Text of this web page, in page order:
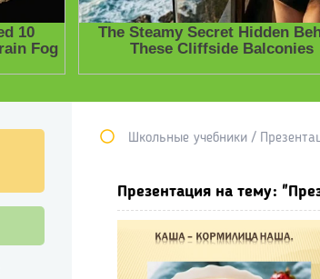
Школьные учебники /
Презентация на тему: